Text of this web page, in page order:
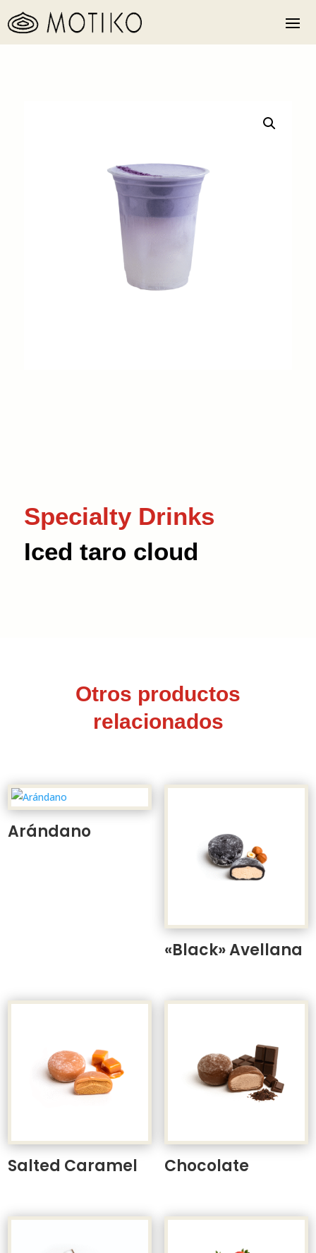
Specialty Drinks
Iced taro cloud
Otros productos
relacionados
Arándano
«Black» Avellana
Salted Caramel Chocolate